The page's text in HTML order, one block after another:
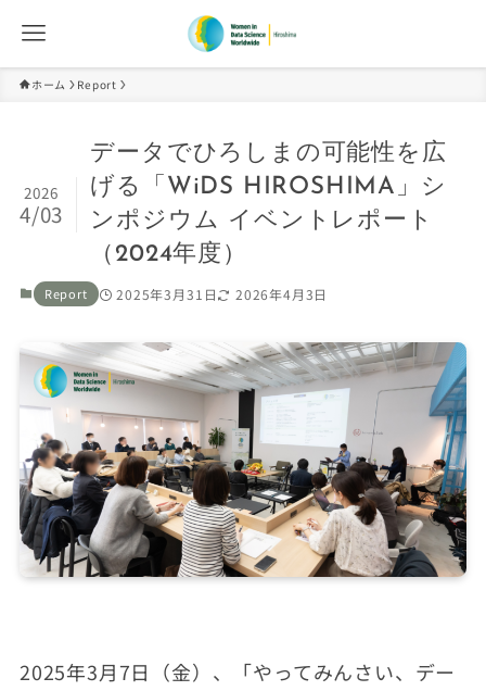
ホーム Report
データでひろしまの可能性を広
げる「WiDS HIROSHIMA」シ
ンポジウム イベントレポート
（2024年度）
2026
4/03
Report 2025年3月31日 2026年4月3日
2025年3月7日（金）、「やってみんさい、デー